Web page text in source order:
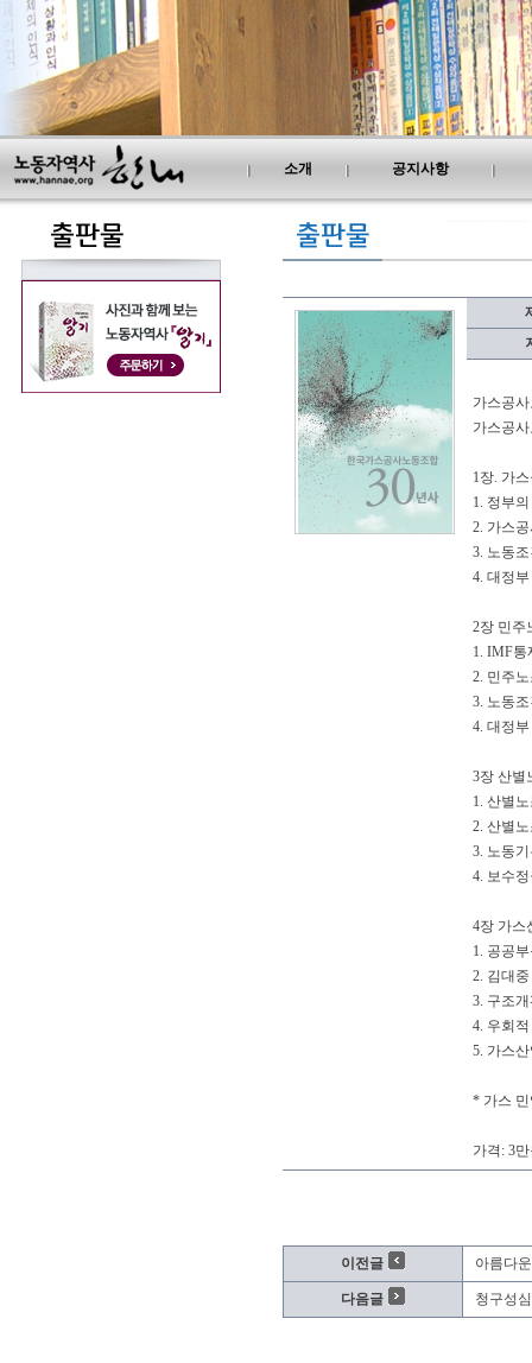
소개 공지사항
가스공
가스공
1장. 가
1. 정부
2. 가스
3. 노동
4. 대정
2장 민주
1. IMF통
2. 민주
3. 노동
4. 대정
3장 산별
1. 산별
2. 산별
3. 노동
4. 보수
4장 가스
1. 공공
2. 김대
3. 구조
4. 우회
5. 가스
* 가스
가격: 3
이전글 아름다
다음글 청구성